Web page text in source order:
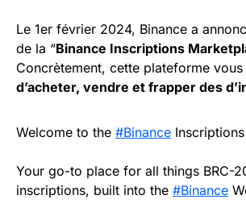
Le 1er février 2024, Binance a
de la “Binance Inscriptions
Concrètement, cette plateforme
d’acheter, vendre et frapper des
Welcome to the #Binance
Your go-to place for all things BRC-
inscriptions, built into the #Binance